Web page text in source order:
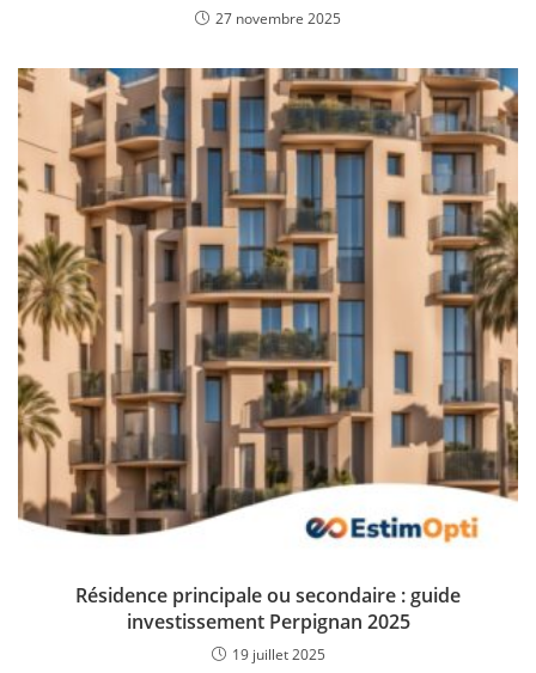
27 novembre 2025
Résidence principale ou secondaire : guide
investissement Perpignan 2025
19 juillet 2025